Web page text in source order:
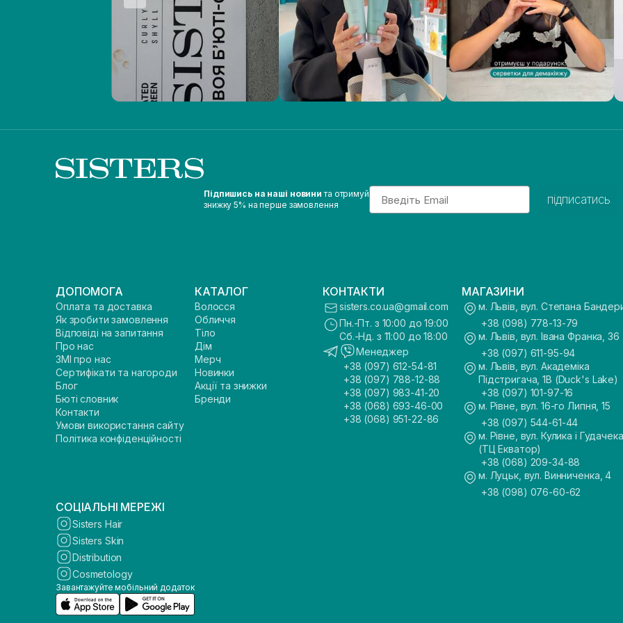
Підпишись на наші новини та отримуй
знижку 5% на перше замовлення
Email
підписатись
ДОПОМОГА
Оплата та доставка
Як зробити замовлення
Відповіді на запитання
Про нас
ЗМІ про нас
Сертифікати та нагороди
Блог
Бюті словник
Контакти
Умови використання сайту
Політика конфіденційності
КАТАЛОГ
Волосся
Обличчя
Тіло
Дім
Мерч
Новинки
Акції та знижки
Бренди
КОНТАКТИ
sisters.co.ua@gmail.com
Пн.-Пт. з 10:00 до 19:00
Сб.-Нд. з 11:00 до 18:00
Менеджер
+38 (097) 612-54-81
+38 (097) 788-12-88
+38 (097) 983-41-20
+38 (068) 693-46-00
+38 (068) 951-22-86
МАГАЗИНИ
м. Львів, вул. Степана
+38 (098) 778-13-79
м. Львів, вул. Івана Франка, 36
+38 (097) 611-95-94
м. Львів, вул. Академіка
Підстригача, 1В (Duck's Lake)
+38 (097) 101-97-16
м. Рівне, вул. 16-го Липня, 15
+38 (097) 544-61-44
м. Рівне, вул. Кулика і
(ТЦ Екватор)
+38 (068) 209-34-88
м. Луцьк, вул. Винниченка, 4
+38 (098) 076-60-62
СОЦІАЛЬНІ МЕРЕЖІ
Sisters Hair
Sisters Skin
Distribution
Cosmetology
Завантажуйте мобільний додаток